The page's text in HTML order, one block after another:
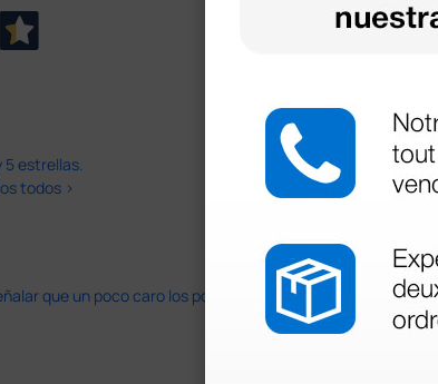
estrellas.
todos >
que un poco caro los portes y el plazo de entrega se